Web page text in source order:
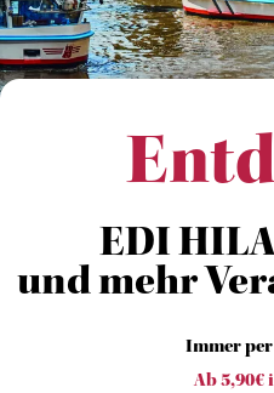
EDI
und mehr
Immer
Ab 5,90€